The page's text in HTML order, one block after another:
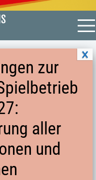
SERIE
vom Spielbetrieb
zur
aller
und